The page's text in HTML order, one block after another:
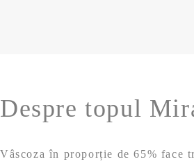
Despre topul
Vâscoza în proporție de 65% face